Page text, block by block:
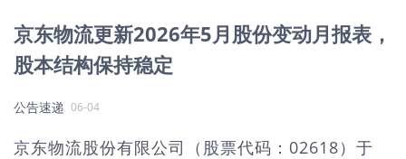
京东物流更新2026年5月股份变动月报表，
股本结构保持稳定
公告速递 06-04
京东物流股份有限公司（股票代码：02618）于